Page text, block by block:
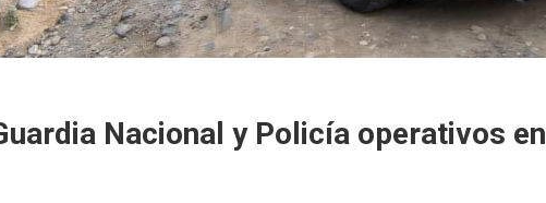
Nacional y Policía operativos en